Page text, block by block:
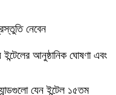
নেবেন
আনুষ্ঠানিক ঘোষণা এবং
যেন ইন্টেল ১৫তম